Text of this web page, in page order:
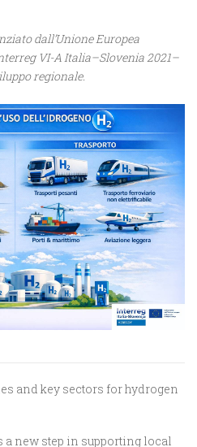
dall’Unione Europea
VI-A Italia–Slovenia 2021–
regionale.
and key sectors for hydrogen
a new step in supporting local